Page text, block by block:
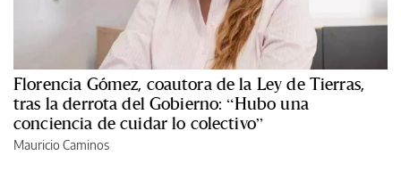
Florencia Gómez, coautora de la Ley de Tierras,
tras la derrota del Gobierno: “Hubo una
conciencia de cuidar lo colectivo”
Mauricio Caminos